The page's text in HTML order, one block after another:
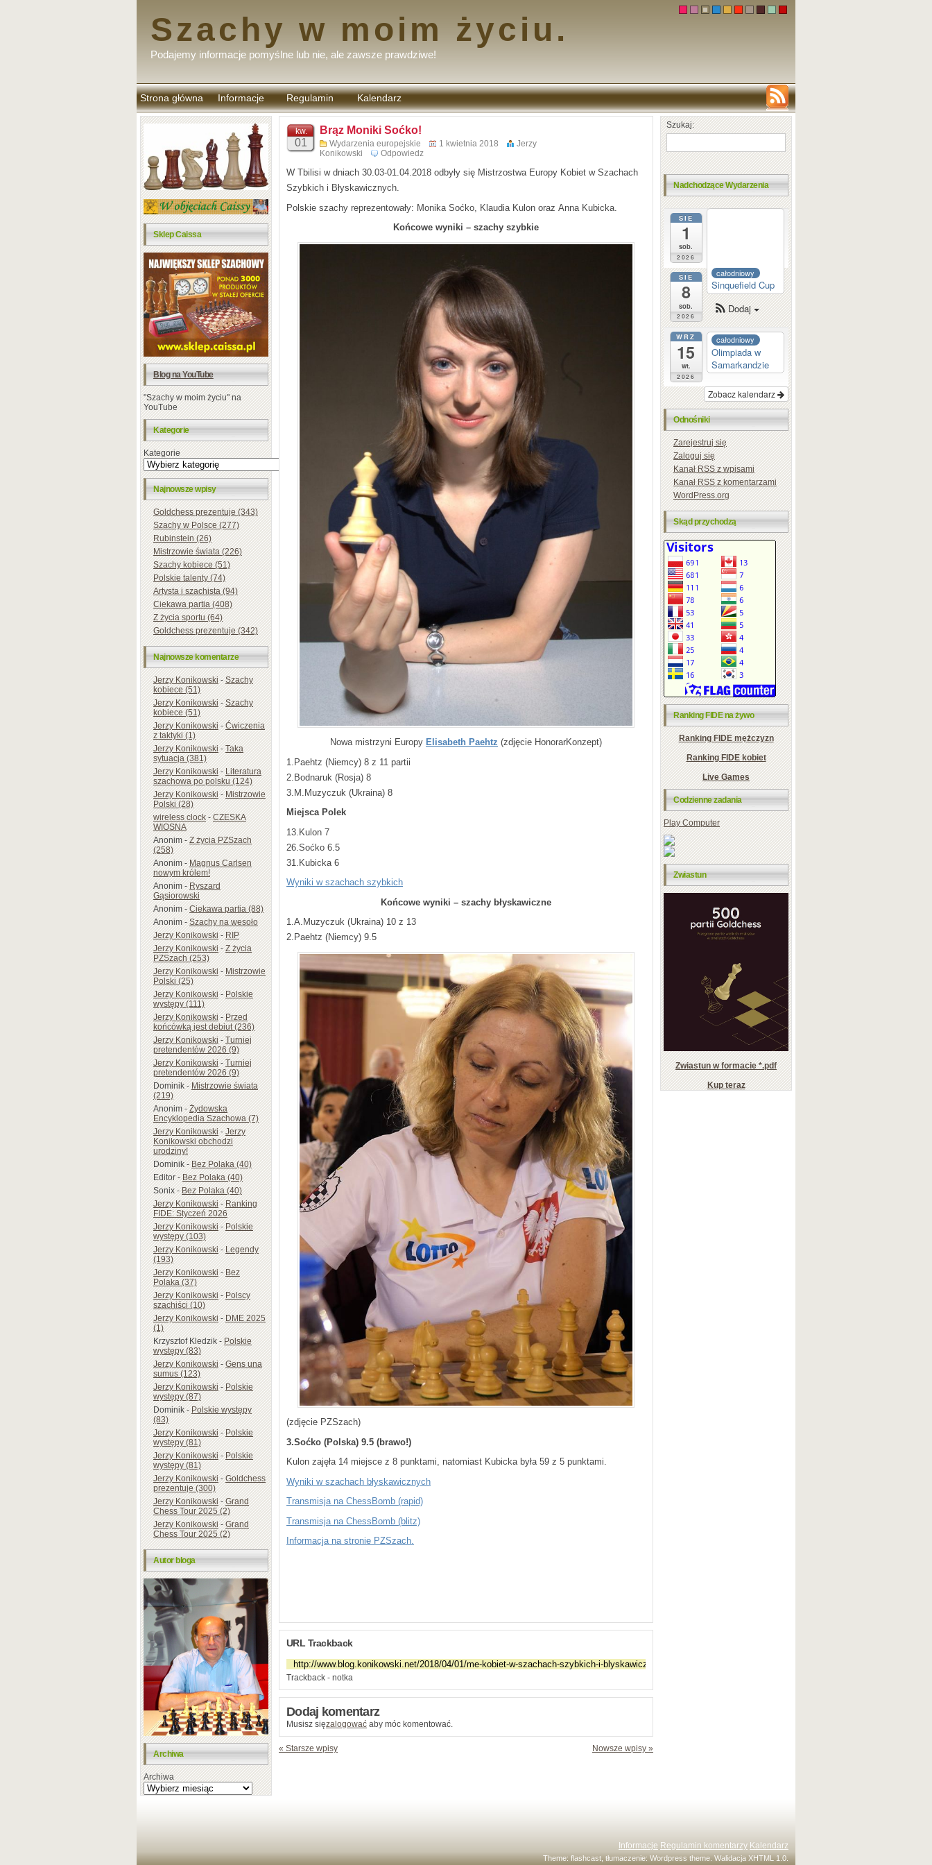
Szachy w moim życiu.
Podajemy informacje pomyślne lub nie, ale zawsze prawdziwe!
Strona główna Informacje Regulamin
komentarzy
Kalendarz
Sklep Caissa
Blog na YouTube
"Szachy w moim życiu" na
YouTube
Kategorie
Kategorie
Najnowsze wpisy
Goldchess prezentuje (343)
Szachy w Polsce (277)
Rubinstein (26)
Mistrzowie świata (226)
Szachy kobiece (51)
Polskie talenty (74)
Artysta i szachista (94)
Ciekawa partia (408)
Z życia sportu (64)
Goldchess prezentuje (342)
Najnowsze komentarze
Jerzy Konikowski-Szachy
kobiece (51)
Jerzy Konikowski-Szachy
kobiece (51)
Jerzy Konikowski-Ćwiczenia
z taktyki (1)
Jerzy Konikowski-Taka
sytuacja (381)
Jerzy Konikowski-Literatura
szachowa po polsku (124)
Jerzy Konikowski-Mistrzowie
Polski (28)
wireless clock-CZESKA
WIOSNA
Anonim-Z życia PZSzach
(258)
Anonim-Magnus Carlsen
nowym królem!
Anonim-Ryszard
Gąsiorowski
Anonim-Ciekawa partia (88)
Anonim-Szachy na wesoło
Jerzy Konikowski-RIP
Jerzy Konikowski-Z życia
PZSzach (253)
Jerzy Konikowski-Mistrzowie
Polski (25)
Jerzy Konikowski-Polskie
występy (111)
Jerzy Konikowski-Przed
końcówką jest debiut (236)
Jerzy Konikowski-Turniej
pretendentów 2026 (9)
Jerzy Konikowski-Turniej
pretendentów 2026 (9)
Dominik-Mistrzowie świata
(219)
Anonim-Żydowska
Encyklopedia Szachowa (7)
Jerzy Konikowski-Jerzy
Konikowski obchodzi
urodziny!
Dominik-Bez Polaka (40)
Editor-Bez Polaka (40)
Sonix-Bez Polaka (40)
Jerzy Konikowski-Ranking
FIDE: Styczeń 2026
Jerzy Konikowski-Polskie
występy (103)
Jerzy Konikowski-Legendy
(193)
Jerzy Konikowski-Bez
Polaka (37)
Jerzy Konikowski-Polscy
szachiści (10)
Jerzy Konikowski-DME 2025
(1)
Krzysztof Kledzik-Polskie
występy (83)
Jerzy Konikowski-Gens una
sumus (123)
Jerzy Konikowski-Polskie
występy (87)
Dominik-Polskie występy
(83)
Jerzy Konikowski-Polskie
występy (81)
Jerzy Konikowski-Polskie
występy (81)
Jerzy Konikowski-Goldchess
prezentuje (300)
Jerzy Konikowski-Grand
Chess Tour 2025 (2)
Jerzy Konikowski-Grand
Chess Tour 2025 (2)
Autor bloga
Archiwa
Archiwa
kw.
01
Brąz Moniki Soćko!
Wydarzenia europejskie 1 kwietnia 2018
Jerzy
Konikowski
Odpowiedz
W Tbilisi w dniach 30.03-01.04.2018 odbyły się Mistrzostwa Europy Kobiet w Szachach
Szybkich i Błyskawicznych.
Polskie szachy reprezentowały: Monika Soćko, Klaudia Kulon oraz Anna Kubicka.
Końcowe wyniki – szachy szybkie
Nowa mistrzyni Europy Elisabeth Paehtz (zdjęcie HonorarKonzept)
1.Paehtz (Niemcy) 8 z 11 partii
2.Bodnaruk (Rosja) 8
3.M.Muzyczuk (Ukraina) 8
Miejsca Polek
13.Kulon 7
26.Soćko 6.5
31.Kubicka 6
Wyniki w szachach szybkich
Końcowe wyniki – szachy błyskawiczne
1.A.Muzyczuk (Ukraina) 10 z 13
2.Paehtz (Niemcy) 9.5
(zdjęcie PZSzach)
3.Soćko (Polska) 9.5 (brawo!)
Kulon zajęła 14 miejsce z 8 punktami, natomiast Kubicka była 59 z 5 punktami.
Wyniki w szachach błyskawicznych
Transmisja na ChessBomb (rapid)
Transmisja na ChessBomb (blitz)
Informacja na stronie PZSzach.
URL Trackback
Trackback - notka
Dodaj komentarz
Musisz sięzalogować aby móc komentować.
« Starsze wpisy Nowsze wpisy »
Szukaj:
Nadchodzące Wydarzenia
SIE
1
sob.
2026
SIE
8
sob.
2026
całodniowy
Sinquefield Cup
WRZ
15
wt.
2026
całodniowy
Olimpiada w
Samarkandzie
Zobacz kalendarz
Dodaj
Odnośniki
Zarejestruj się
Zaloguj się
KanałRSSz wpisami
KanałRSSz komentarzami
WordPress.org
Skąd przychodzą
Ranking FIDE na żywo
Ranking FIDE mężczyzn
Ranking FIDE kobiet
Live Games
Codzienne zadania
Play Computer
Zwiastun
Zwiastun w formacie *.pdf
Kup teraz
Informacje Regulamin komentarzy Kalendarz
Theme:flashcast, tłumaczenie:Wordpress theme. WalidacjaXHTML 1.0.